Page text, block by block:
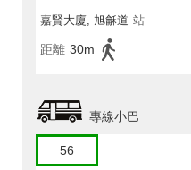
嘉賢大廈, 旭龢道 站
距離 30m
專線小巴
56